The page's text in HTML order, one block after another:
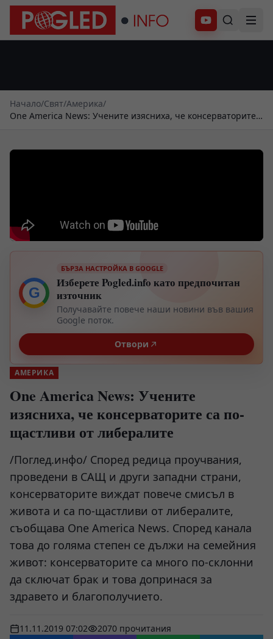
Абонирай се
Начало/Свят/Америка/
One America News: Учените изясниха, че консерваторите
G
БЪРЗА НАСТРОЙКА В GOOGLE
Изберете Pogled.info като предпочитан
източник
Получавайте повече наши новини във вашия
Google поток.
Отвори
АМЕРИКА
One America News: Учените
изясниха, че консерваторите са по-
щастливи от либералите
/Поглед.инфо/ Според редица проучвания,
проведени в САЩ и други западни страни,
консерваторите виждат повече смисъл в
живота и са по-щастливи от либералите,
съобщава One America News. Според канала
това до голяма степен се дължи на семейния
живот: консерваторите са много по-склонни
да сключат брак и това допринася за
здравето и благополучието.
11.11.2019 07:02 2070 прочитания